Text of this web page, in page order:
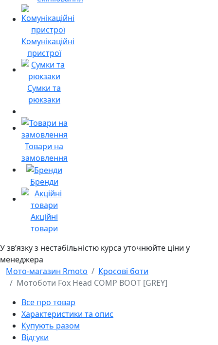
Комунікаційні
пристрої
Сумки та
рюкзаки
Товари на
замовлення
Бренди
Акційні
товари
У звʼязку з нестабільністю курса уточнюйте ціни у
менеджера
Мото-магазин Rmoto
Кросові боти
Мотоботи Fox Head COMP BOOT [GREY]
Все про товар
Характеристики та опис
Купують разом
Відгуки